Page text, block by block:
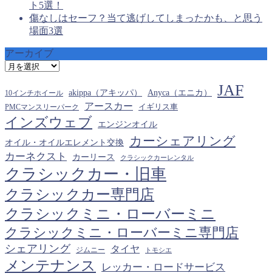
ト5選！
傷なしはセーフ？当て逃げしてしまったかも、と思う
場面3選
アーカイブ
ア
カ
イ
ブ
10インチホイール akippa（アキッパ） Anyca（エニカ） JAF
PMCマンスリーパーク アースカー イギリス車
インズウェブ エンジンオイル
オイル・オイルエレメント交換 カーシェアリング
カーネクスト カーリース クラシックカーレンタル
クラシックカー・旧車
クラシックカー専門店
クラシックミニ・ローバーミニ
クラシックミニ・ローバーミニ専門店
シェアリング ジムニー タイヤ トモシエ
メンテナンス
レッカー・ロードサービス